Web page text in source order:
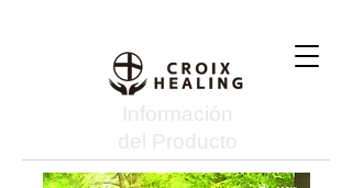
Información
del Producto